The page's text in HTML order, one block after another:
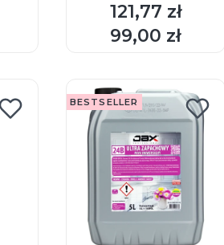
Cena
121,77 zł
Cena
99,00 zł
DO KOSZYKA
BESTSELLER